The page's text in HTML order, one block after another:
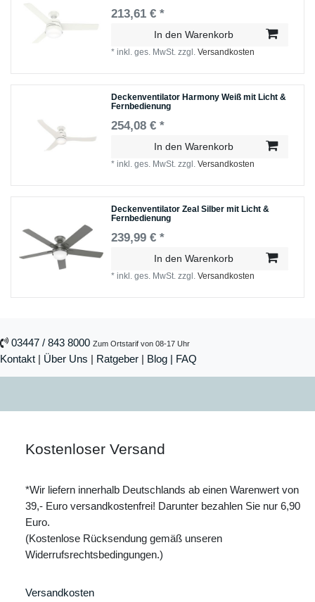
213,61 € *
In den Warenkorb
*inkl. ges. MwSt. zzgl.Versandkosten
Deckenventilator Harmony Weiß mit Licht &
Fernbedienung
254,08 € *
In den Warenkorb
*inkl. ges. MwSt. zzgl.Versandkosten
Deckenventilator Zeal Silber mit Licht &
Fernbedienung
239,99 € *
In den Warenkorb
*inkl. ges. MwSt. zzgl.Versandkosten
03447 / 843 8000 Zum Ortstarif von 08-17 Uhr
Kontakt | Über Uns | Ratgeber | Blog | FAQ
Kostenloser Versand
*Wir liefern innerhalb Deutschlands ab einen Warenwert von
39,- Euro versandkostenfrei! Darunter bezahlen Sie nur 6,90
Euro.
(Kostenlose Rücksendung gemäß unseren
Widerrufsrechtsbedingungen.)
Versandkosten